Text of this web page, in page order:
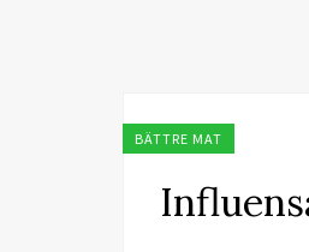
BÄTTRE MAT